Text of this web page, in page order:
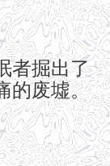
者掘出了
的废墟。